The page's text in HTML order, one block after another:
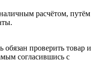
расчётом, путём
обязан проверить товар и
согласившись с